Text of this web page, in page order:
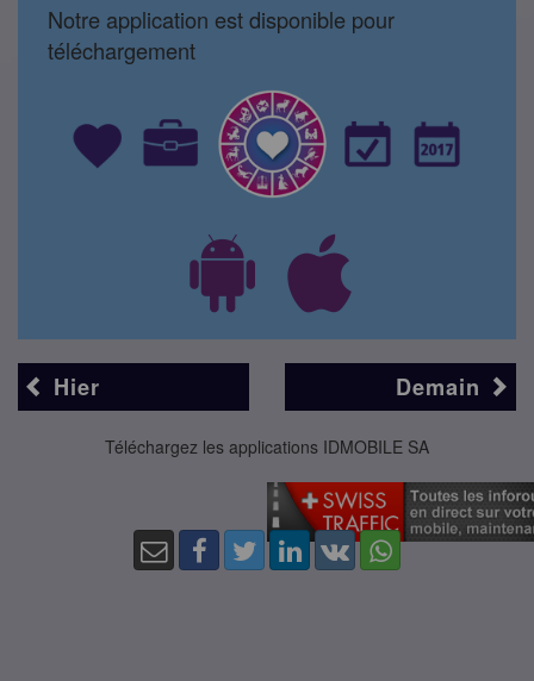
Notre application est disponible pour
téléchargement
Hier Demain
Téléchargez les applications IDMOBILE SA